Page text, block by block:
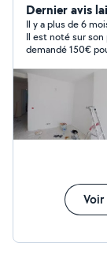
Dernier avis
Il y a plus de 6
Il est noté sur son
demandé 150€
proposé 60-70€.
heu rien a voir
Bref à fuir !